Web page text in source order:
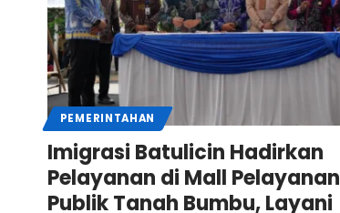
PEMERINTAHAN
Imigrasi Batulicin Hadirkan
Pelayanan di Mall Pelayanan
Publik Tanah Bumbu, Layani